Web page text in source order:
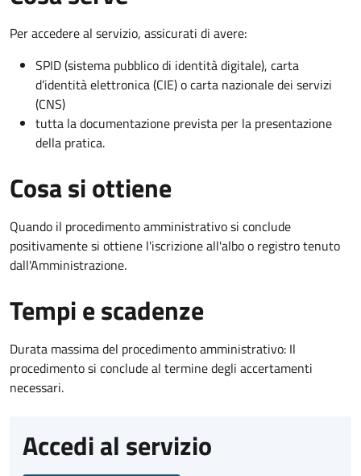
Per accedere al servizio, assicurati di avere:
SPID (sistema pubblico di identità digitale), carta
d’identità elettronica (CIE) o carta nazionale dei servizi
(CNS)
tutta la documentazione prevista per la presentazione
della pratica.
Cosa si ottiene
Quando il procedimento amministrativo si conclude
positivamente si ottiene l'iscrizione all'albo o registro tenuto
dall'Amministrazione.
Tempi e scadenze
Durata massima del procedimento amministrativo: Il
procedimento si conclude al termine degli accertamenti
necessari.
Accedi al servizio